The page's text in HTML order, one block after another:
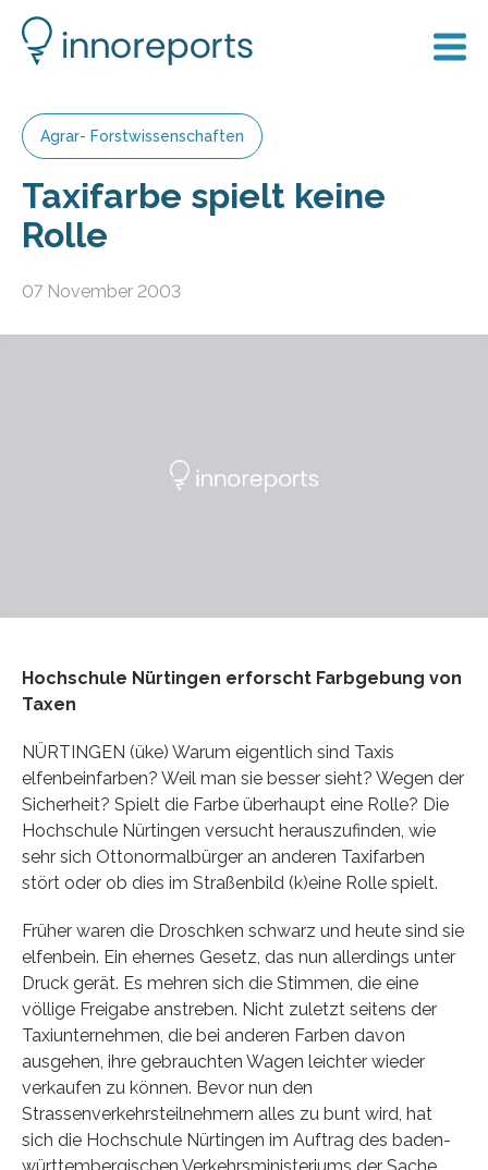
Agrar- Forstwissenschaften
Taxifarbe spielt keine
Rolle
07 November 2003
Hochschule Nürtingen erforscht Farbgebung von
Taxen
NÜRTINGEN (üke) Warum eigentlich sind Taxis
elfenbeinfarben? Weil man sie besser sieht? Wegen der
Sicherheit? Spielt die Farbe überhaupt eine Rolle? Die
Hochschule Nürtingen versucht herauszufinden, wie
sehr sich Ottonormalbürger an anderen Taxifarben
stört oder ob dies im Straßenbild (k)eine Rolle spielt.
Früher waren die Droschken schwarz und heute sind sie
elfenbein. Ein ehernes Gesetz, das nun allerdings unter
Druck gerät. Es mehren sich die Stimmen, die eine
völlige Freigabe anstreben. Nicht zuletzt seitens der
Taxiunternehmen, die bei anderen Farben davon
ausgehen, ihre gebrauchten Wagen leichter wieder
verkaufen zu können. Bevor nun den
Strassenverkehrsteilnehmern alles zu bunt wird, hat
sich die Hochschule Nürtingen im Auftrag des baden-
württembergischen Verkehrsministeriums der Sache